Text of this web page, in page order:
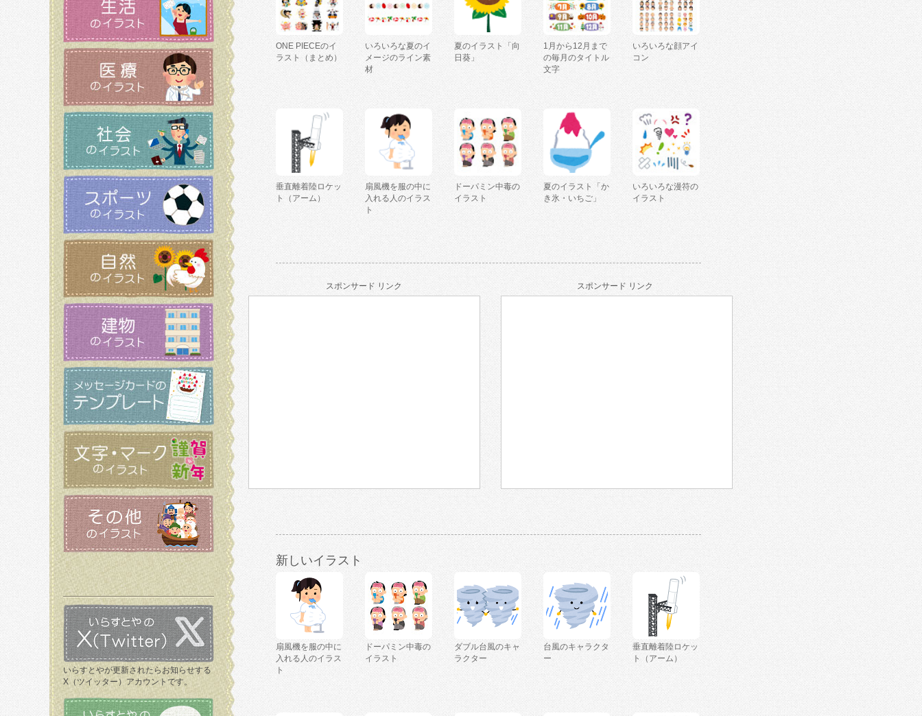
いらすとやが更新されたらお知らせする
X（ツイッター）アカウントです。
ONE PIECEのイ
ラスト（まとめ）
いろいろな夏のイ
メージのライン素
材
夏のイラスト「向
日葵」
1月から12月まで
の毎月のタイトル
文字
いろいろな顔アイ
コン
垂直離着陸ロケッ
ト（アーム）
扇風機を服の中に
入れる人のイラス
ト
ドーパミン中毒の
イラスト
夏のイラスト「か
き氷・いちご」
いろいろな漫符の
イラスト
スポンサード リンク スポンサード リンク
新しいイラスト
扇風機を服の中に
入れる人のイラス
ト
ドーパミン中毒の
イラスト
ダブル台風のキャ
ラクター
台風のキャラクタ
ー
垂直離着陸ロケッ
ト（アーム）